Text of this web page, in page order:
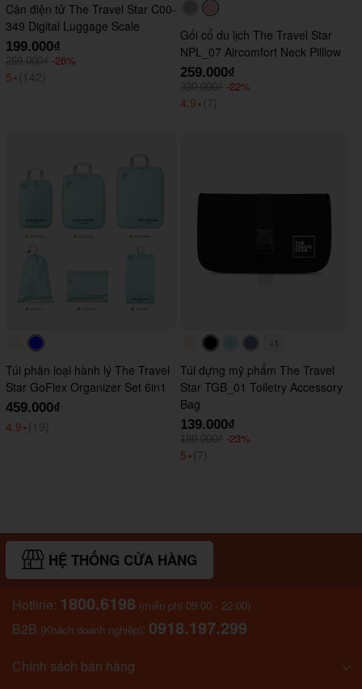
Cân điện tử The Travel Star C00-
349 Digital Luggage Scale
199.000₫
269.000₫ -26%
5⭑ (142)
#acacac#ffc0cb
Gối cổ du lịch The Travel Star
NPL_07 Aircomfort Neck Pilllow
259.000₫
330.000₫ -22%
4.9⭑ (7)
#faf0e6
Túi phân loại hành lý The Travel
Star GoFlex Organizer Set 6in1
459.000₫
4.9⭑ (19)
#faf0e6#000000#ADD8E6
#647290
+1
Túi đựng mỹ phẩm The Travel
Star TGB_01 Toiletry Accessory
Bag
139.000₫
180.000₫ -23%
5⭑ (7)
HỆ THỐNG CỬA HÀNG
Hotline: 1800.6198 (miễn phí 09:00 - 22:00)
B2B (Khách doanh nghiệp): 0918.197.299
Chính sách bán hàng